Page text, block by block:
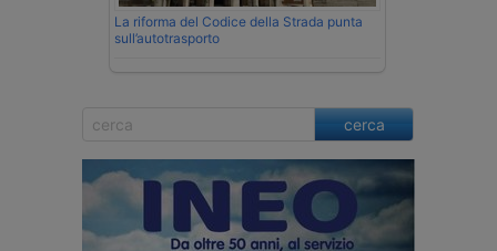
La riforma del Codice della Strada punta
sull’autotrasporto
cerca